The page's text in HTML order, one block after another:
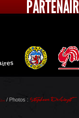
/ Photos :